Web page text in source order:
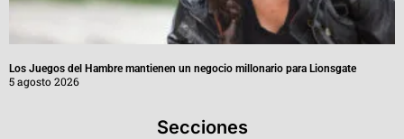
Los Juegos del Hambre mantienen un negocio millonario para Lionsgate
5 agosto 2026
Secciones